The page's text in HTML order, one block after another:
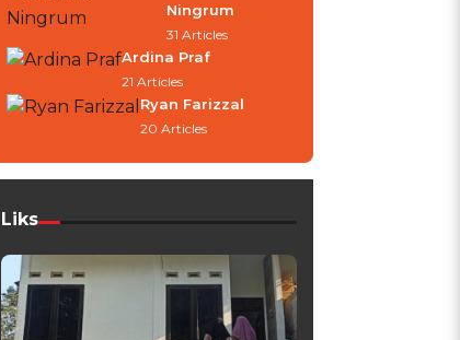
Ningrum
31 Articles
Ardina Praf
21 Articles
Ryan Farizzal
20 Articles
Liks